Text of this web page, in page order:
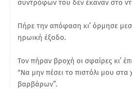
συντρόφων του δεν έκαναν στο
Πήρε την απόφαση κι’ όρμησε
ηρωική έξοδο.
Τον πήραν βροχή οι σφαίρες κι’
“Να μην πέσει το πιστόλι μου στα
βαρβάρων”.